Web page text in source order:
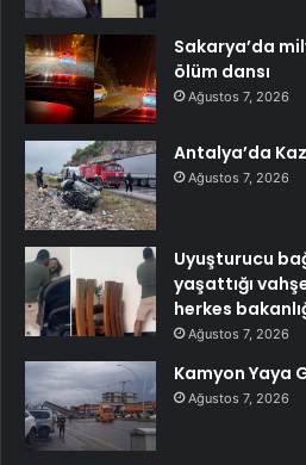
Sakarya’da
ölüm dansı
Ağustos 7, 2026
Antalya’da
Ağustos 7, 2026
Uyuşturucu
yaşattığı
herkes
Ağustos 7, 2026
Kamyon Yaya
Ağustos 7, 2026